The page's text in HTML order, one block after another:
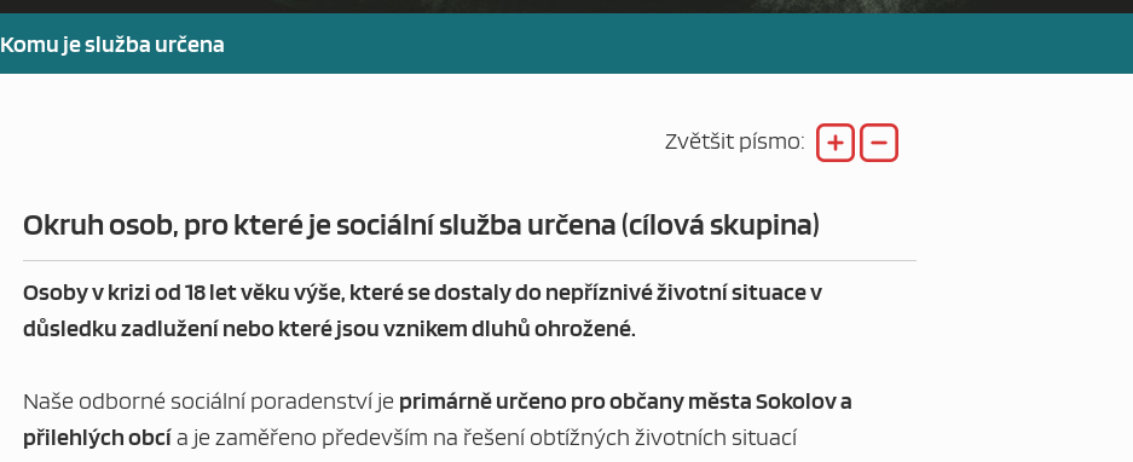
Komu je služba určena
Zvětšit písmo:
Okruh osob, pro které je sociální služba určena (cílová skupina)
Osoby v krizi od 18 let věku výše, které se dostaly do nepříznivé životní situace v
důsledku zadlužení nebo které jsou vznikem dluhů ohrožené.
Naše odborné sociální poradenství je primárně určeno pro občany města Sokolov a
přilehlých obcía je zaměřeno především na řešení obtížných životních situací